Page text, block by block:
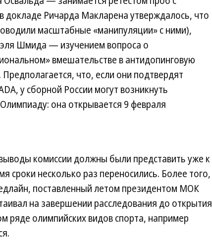
докладе Ричарда Макларена утверждалось, что
масштабные «манипуляции» с ними),
Шмида — изучением вопроса о
вмешательстве в антидопинговую
что, если они подтвердят
у сборной России могут возникнуть
она открывается 9 февраля
комиссии должны были представить уже к
сроки несколько раз переносились. Более того,
поставленный летом президентом МОК
на завершении расследования до открытия
ряде олимпийских видов спорта, например